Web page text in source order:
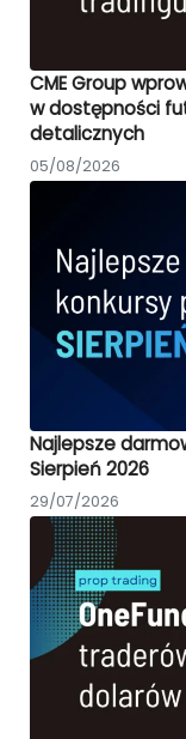
CME Group
w dostępności
detalicznych
05/08/2026
Najlepsze
Sierpień 2026
29/07/2026